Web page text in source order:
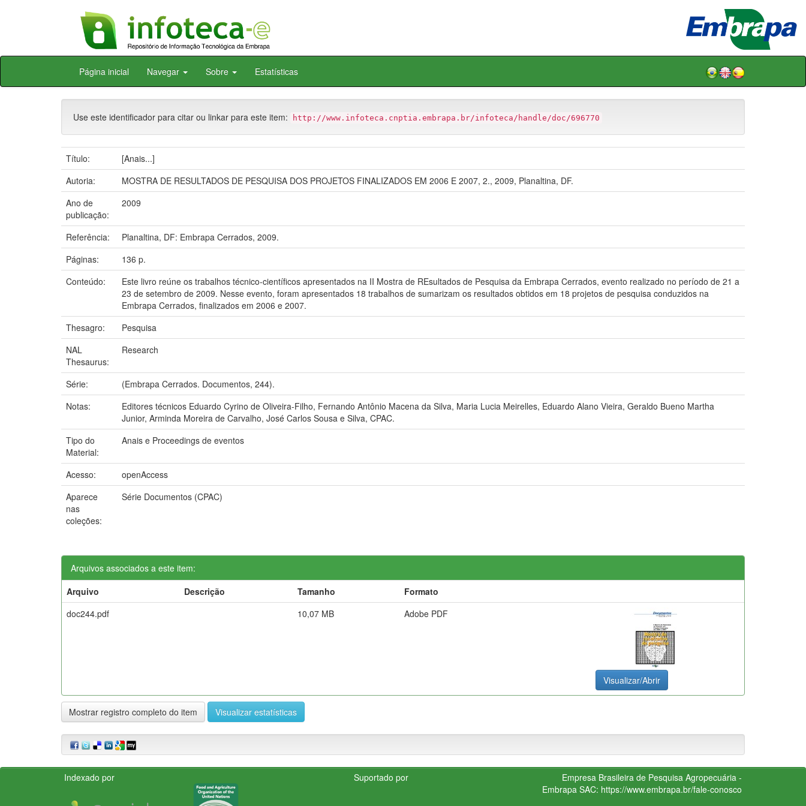
Skip
Página inicial Navegar Sobre Estatísticas
Use este identificador para citar ou linkar para este item: http://www.infoteca.cnptia.embrapa.br/infoteca/handle/doc/696770
Título:
[Anais...]
Autoria:
MOSTRA DE RESULTADOS DE PESQUISA DOS PROJETOS FINALIZADOS EM 2006 E 2007, 2., 2009, Planaltina, DF.
Ano de
publicação:
2009
Referência:
Planaltina, DF: Embrapa Cerrados, 2009.
Páginas:
136 p.
Conteúdo:
Este livro reúne os trabalhos técnico-científicos apresentados na II Mostra de REsultados de Pesquisa da Embrapa Cerrados, evento realizado no período de 21 a
23 de setembro de 2009. Nesse evento, foram apresentados 18 trabalhos de sumarizam os resultados obtidos em 18 projetos de pesquisa conduzidos na
Embrapa Cerrados, finalizados em 2006 e 2007.
Thesagro:
Pesquisa
NAL
Thesaurus:
Research
Série:
(Embrapa Cerrados. Documentos, 244).
Notas:
Editores técnicos Eduardo Cyrino de Oliveira-Filho, Fernando Antônio Macena da Silva, Maria Lucia Meirelles, Eduardo Alano Vieira, Geraldo Bueno Martha
Junior, Arminda Moreira de Carvalho, José Carlos Sousa e Silva, CPAC.
Tipo do
Material:
Anais e Proceedings de eventos
Acesso:
openAccess
Aparece
nas
coleções:
Série Documentos (CPAC)
Arquivos associados a este item:
Arquivo
Descrição Tamanho
Formato
doc244.pdf
10,07 MB Adobe PDF
Visualizar/Abrir
Mostrar registro completo do item Visualizar estatísticas
Indexado por Suportado por
Empresa Brasileira de Pesquisa Agropecuária -
Embrapa SAC: https://www.embrapa.br/fale-conosco